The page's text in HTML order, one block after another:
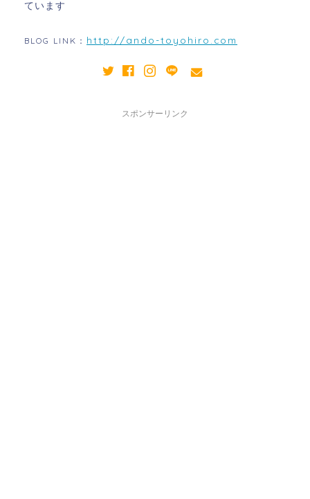
ています
BLOG LINK： http://ando-toyohiro.com
スポンサーリンク